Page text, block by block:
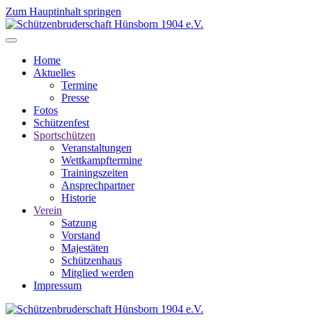
Zum Hauptinhalt springen
Home
Aktuelles
Termine
Presse
Fotos
Schützenfest
Sportschützen
Veranstaltungen
Wettkampftermine
Trainingszeiten
Ansprechpartner
Historie
Verein
Satzung
Vorstand
Majestäten
Schützenhaus
Mitglied werden
Impressum